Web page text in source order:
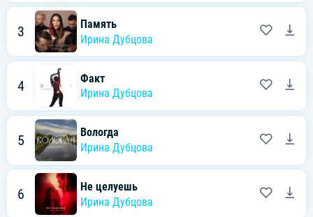
3
Память
Ирина Дубцова
4
Факт
Ирина Дубцова
5
Вологда
Ирина Дубцова
6
Не целуешь
Ирина Дубцова